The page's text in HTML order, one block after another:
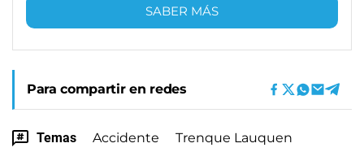
SABER MÁS
Para compartir en redes
Temas Accidente Trenque Lauquen